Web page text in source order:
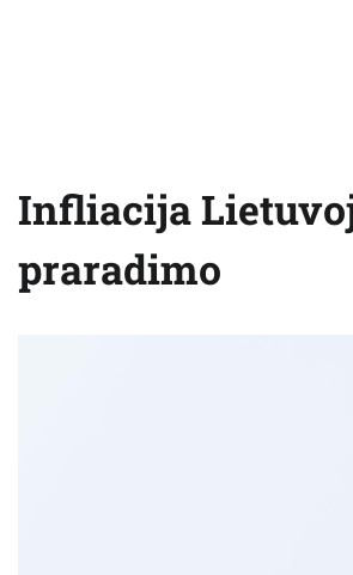
Infliacija
praradimo